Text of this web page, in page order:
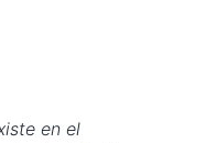
en el